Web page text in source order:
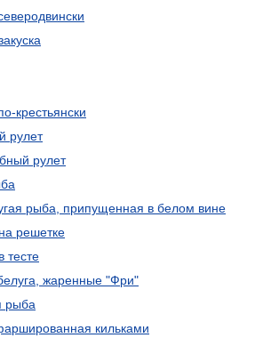
крестьянски
рулет
рулет
рыба, припущенная в белом вине
решетке
тесте
жаренные "Фри"
рыба
кильками